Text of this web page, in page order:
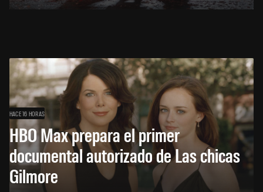
HACE 16 HORAS
HBO Max prepara el primer
documental autorizado de Las chicas
Gilmore